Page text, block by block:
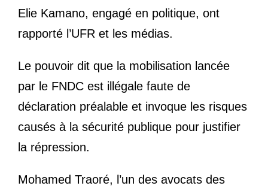
Elie Kamano, engagé en politique, ont
rapporté l’UFR et les médias.
Le pouvoir dit que la mobilisation lancée
par le FNDC est illégale faute de
déclaration préalable et invoque les risques
causés à la sécurité publique pour justifier
la répression.
Mohamed Traoré, l’un des avocats des